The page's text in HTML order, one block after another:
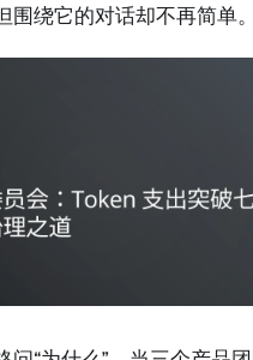
围绕它的对话却不再简单。